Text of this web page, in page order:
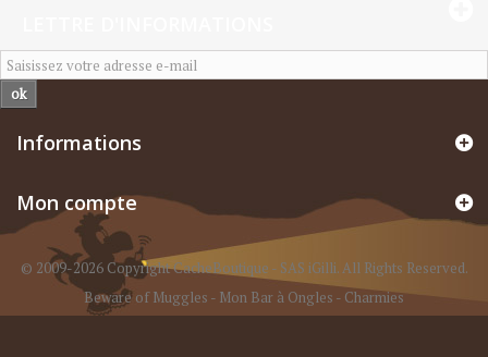
ok
Informations
Mon compte
© 2009-2026 Copyright CacheBoutique - SAS iGilli. All Rights Reserved.
Beware of Muggles - Mon Bar à Ongles - Charmies